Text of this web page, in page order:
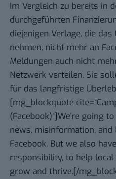
Im Vergleich zu bereits in
durchgeführten
diejenigen Verlage, die
nehmen, nicht mehr an
Meldungen auch nicht
Netzwerk verteilen. Sie
für das langfristige
[mg_blockquote
(Facebook)“]We’re going
news, misinformation,
Facebook. But we also
responsibility, to help
grow and thrive.[/